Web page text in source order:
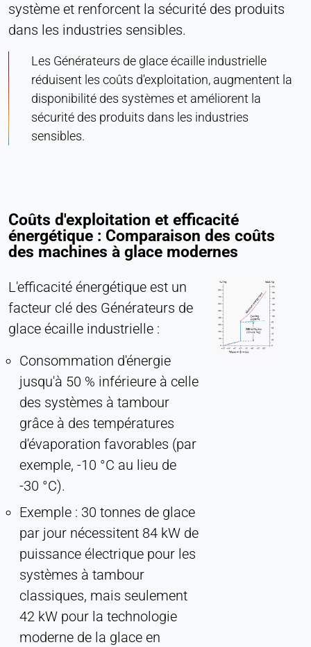
système et renforcent la sécurité des produits
dans les industries sensibles.
Les Générateurs de glace écaille industrielle
réduisent les coûts d'exploitation, augmentent la
disponibilité des systèmes et améliorent la
sécurité des produits dans les industries
sensibles.
Coûts d'exploitation et efficacité
énergétique : Comparaison des coûts
des machines à glace modernes
L'efficacité énergétique est un
facteur clé des Générateurs de
glace écaille industrielle :
Consommation d'énergie
jusqu'à 50 % inférieure à celle
des systèmes à tambour
grâce à des températures
d'évaporation favorables (par
exemple, -10 °C au lieu de
-30 °C).
Exemple : 30 tonnes de glace
par jour nécessitent 84 kW de
puissance électrique pour les
systèmes à tambour
classiques, mais seulement
42 kW pour la technologie
moderne de la glace en